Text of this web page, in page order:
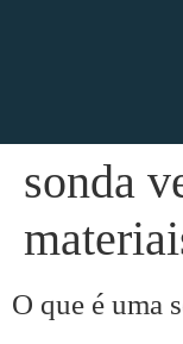
sonda
O que é uma